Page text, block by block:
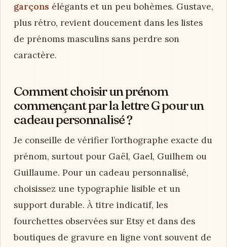
garçons élégants et un peu bohèmes. Gustave,
plus rétro, revient doucement dans les listes
de prénoms masculins sans perdre son
caractère.
Comment choisir un prénom
commençant par la lettre G pour un
cadeau personnalisé ?
Je conseille de vérifier l’orthographe exacte du
prénom, surtout pour Gaël, Gael, Guilhem ou
Guillaume. Pour un cadeau personnalisé,
choisissez une typographie lisible et un
support durable. À titre indicatif, les
fourchettes observées sur Etsy et dans des
boutiques de gravure en ligne vont souvent de